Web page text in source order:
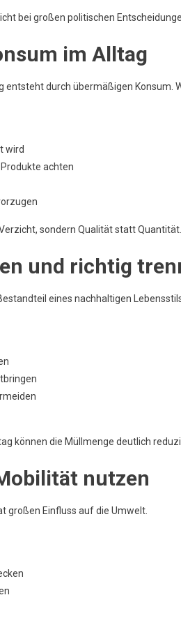
bei großen politischen
im Alltag
entsteht durch übermäßigen Konsum.
wird
achten
sondern Qualität statt Quantität.
und richtig
eines nachhaltigen
können die Müllmenge deutlich
nutzen
großen Einfluss auf die Umwelt.